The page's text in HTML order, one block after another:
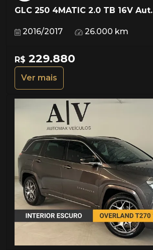
GLC 250 4MATIC 2.0 TB 16V Aut.
2016/2017 26.000 km
R$ 229.880
Ver mais